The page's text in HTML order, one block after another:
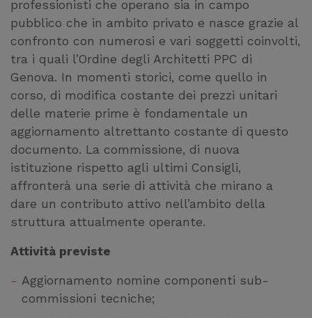
professionisti che operano sia in campo
pubblico che in ambito privato e nasce grazie al
confronto con numerosi e vari soggetti coinvolti,
tra i quali l’Ordine degli Architetti PPC di
Genova. In momenti storici, come quello in
corso, di modifica costante dei prezzi unitari
delle materie prime è fondamentale un
aggiornamento altrettanto costante di questo
documento. La commissione, di nuova
istituzione rispetto agli ultimi Consigli,
affronterà una serie di attività che mirano a
dare un contributo attivo nell’ambito della
struttura attualmente operante.
Attività previste
Aggiornamento nomine componenti sub-
commissioni tecniche;